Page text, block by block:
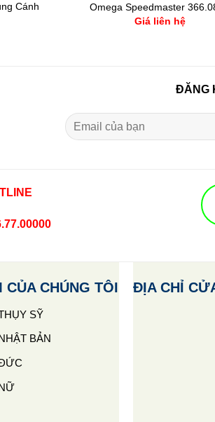
Cánh
Omega Speedmaster
Giá liên hệ
ĐĂNG
CỦA CHÚNG TÔI
SỸ
BẢN
ĐỊA CHỈ